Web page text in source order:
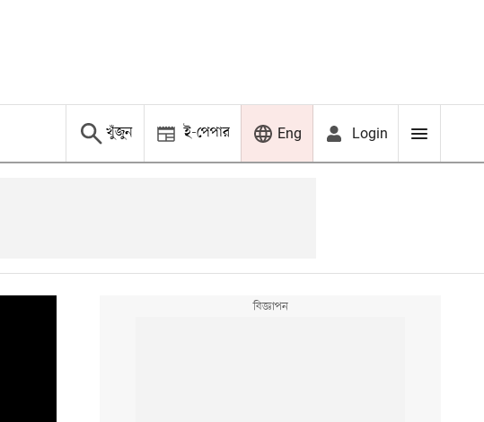
খুঁজুন ই-পেপার Eng Login